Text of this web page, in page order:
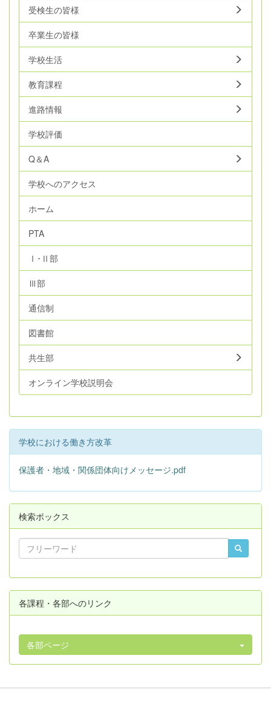
受検生の皆様
卒業生の皆様
学校生活
教育課程
進路情報
学校評価
Q＆A
学校へのアクセス
ホーム
PTA
Ⅰ･Ⅱ部
Ⅲ部
通信制
図書館
共生部
オンライン学校説明会
学校における働き方改革
保護者・地域・関係団体向けメッセージ.pdf
検索ボックス
各課程・各部へのリンク
各部ページ